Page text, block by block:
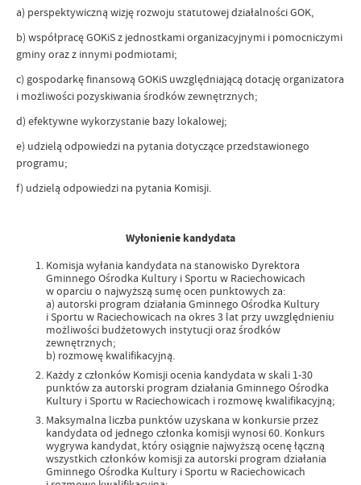
a) perspektywiczną wizję rozwoju statutowej działalności GOK,
b) współpracę GOKiS z jednostkami organizacyjnymi i pomocniczymi
gminy oraz z innymi podmiotami;
c) gospodarkę finansową GOKiS uwzględniającą dotację organizatora
i możliwości pozyskiwania środków zewnętrznych;
d) efektywne wykorzystanie bazy lokalowej;
e) udzielą odpowiedzi na pytania dotyczące przedstawionego
programu;
f) udzielą odpowiedzi na pytania Komisji.
Wyłonienie kandydata
Komisja wyłania kandydata na stanowisko Dyrektora
Gminnego Ośrodka Kultury i Sportu w Raciechowicach
w oparciu o najwyższą sumę ocen punktowych za:
a) autorski program działania Gminnego Ośrodka Kultury
i Sportu w Raciechowicach na okres 3 lat przy uwzględnieniu
możliwości budżetowych instytucji oraz środków
zewnętrznych;
b) rozmowę kwalifikacyjną.
Każdy z członków Komisji ocenia kandydata w skali 1-30
punktów za autorski program działania Gminnego Ośrodka
Kultury i Sportu w Raciechowicach i rozmowę kwalifikacyjną;
Maksymalna liczba punktów uzyskana w konkursie przez
kandydata od jednego członka komisji wynosi 60. Konkurs
wygrywa kandydat, który osiągnie najwyższą ocenę łączną
wszystkich członków komisji za autorski program działania
Gminnego Ośrodka Kultury i Sportu w Raciechowicach